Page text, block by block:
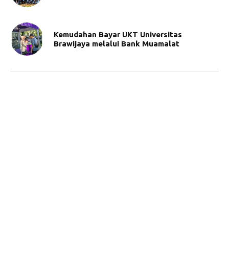
Kemudahan Bayar UKT Universitas
Brawijaya melalui Bank Muamalat